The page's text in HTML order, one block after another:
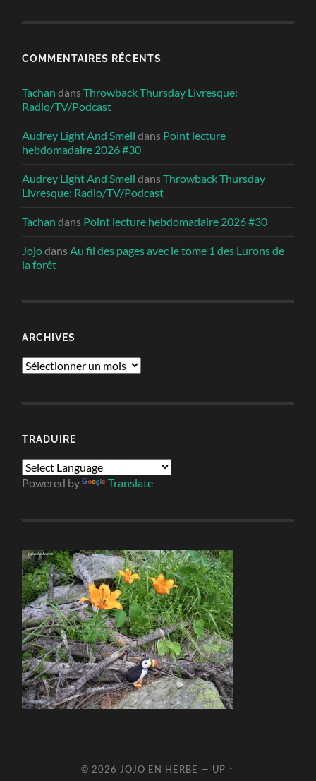
COMMENTAIRES RÉCENTS
Tachan dansThrowback Thursday Livresque:
Radio/TV/Podcast
Audrey Light And Smell dans Point lecture
hebdomadaire 2026 #30
Audrey Light And Smell dansThrowback Thursday
Livresque: Radio/TV/Podcast
Tachan dans Point lecture hebdomadaire 2026 #30
JojodansAu fil des pages avec le tome 1 des Lurons de
la forêt
ARCHIVES
Archives
TRADUIRE
Powered by Translate
© 2026JOJO EN HERBE — UP ↑